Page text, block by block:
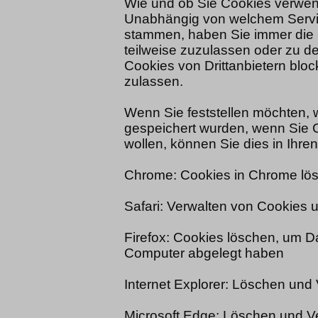
Unabhängig von welchem
stammen, haben Sie immer
teilweise zuzulassen oder zu
Cookies von Drittanbietern
zulassen.
Wenn Sie feststellen möchten,
gespeichert wurden, wenn Sie
wollen, können Sie dies in
Chrome: Cookies in Chrome
Safari: Verwalten von Cookies
Firefox: Cookies löschen, um
Computer abgelegt haben
Internet Explorer: Löschen